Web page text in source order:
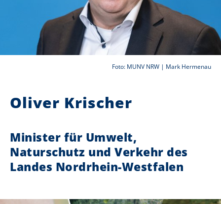
Foto: MUNV NRW | Mark Hermenau
Oliver Krischer
Minister für Umwelt,
Naturschutz und Verkehr des
Landes Nordrhein-Westfalen
Video-Player